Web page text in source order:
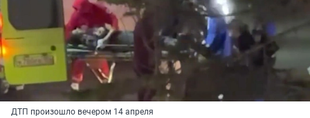
ДТП произошло вечером 14 апреля